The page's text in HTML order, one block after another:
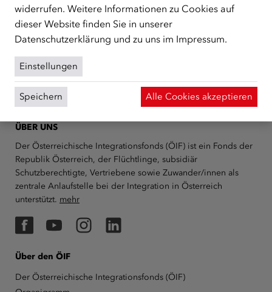
Weitere Seminare, die Sie
interessieren könnten:
ÜBER UNS
Der Österreichische Integrationsfonds (ÖIF) ist ein Fonds der
Republik Österreich, der Flüchtlinge, subsidiär
Schutzberechtigte, Vertriebene sowie Zuwander/innen als
zentrale Anlaufstelle bei der Integration in Österreich
unterstützt. mehr
FacebookYouTubeInstagramLinkedIn
Über den ÖIF
Der Österreichische Integrationsfonds (ÖIF)
widerrufen. Weitere Informationen zu Cookies auf
dieser Website finden Sie in unserer
Datenschutzerklärung und zu uns im Impressum.
Einstellungen
Speichern Alle Cookies akzeptieren